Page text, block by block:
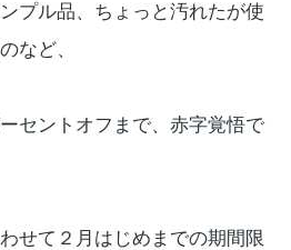
プル品、ちょっと汚れたが使
など、
セントオフまで、赤字覚悟で
せて２月はじめまでの期間限